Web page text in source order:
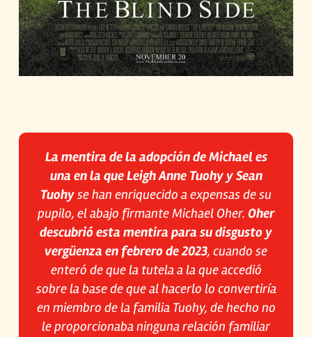
La mentira de la adopción de Michael es
una en la que Leigh Anne Tuohy y Sean
Tuohyse han enriquecido a expensas de su
pupilo, el abajo firmante Michael Oher. Oher
descubrió esta mentira para su disgusto y
vergüenza en febrero de 2023, cuando se
enteró de que la tutela a la que accedió
sobre la base de que al hacerlo lo convertiría
en miembro de la familia Tuohy, de hecho no
le proporcionaba ninguna relación familiar